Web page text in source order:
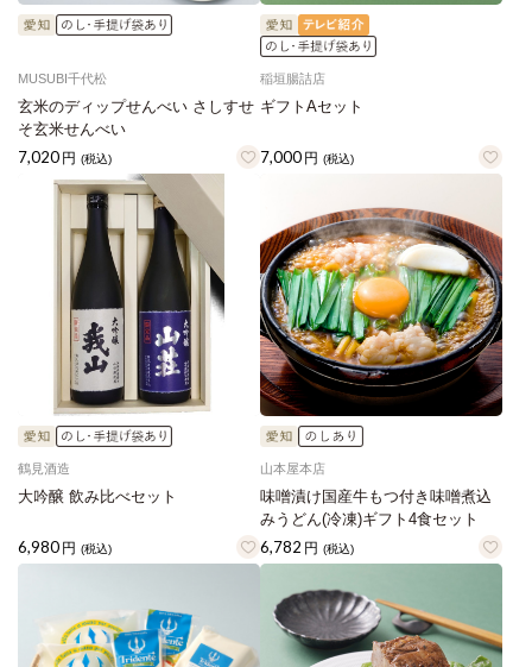
MUSUBI千代松
玄米のディップせんべい さしすせ
そ玄米せんべい
7,020 円 (税込)
稲垣腸詰店
ギフトAセット
7,000 円 (税込)
鶴見酒造
大吟醸 飲み比べセット
6,980 円 (税込)
山本屋本店
味噌漬け国産牛もつ付き味噌煮込
みうどん(冷凍)ギフト4食セット
6,782 円 (税込)